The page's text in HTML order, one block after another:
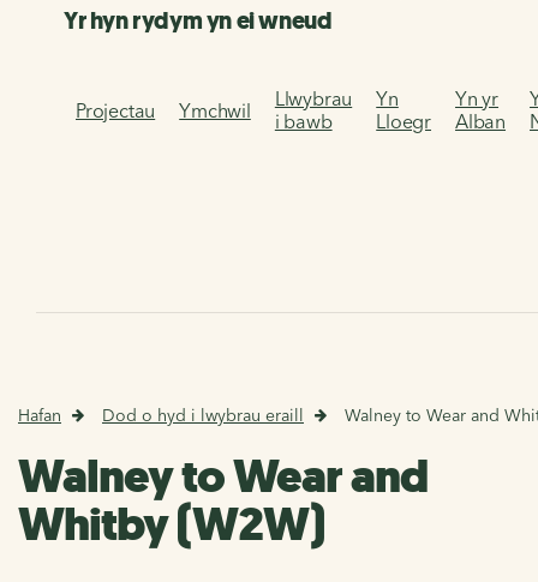
Yr hyn rydym yn ei wneud
Projectau Ymchwil
Llwybrau
i bawb
Yn
Lloegr
Yn yr
Alban
Hafan Dod o hyd i lwybrau eraill Walney to Wear and
Walney to Wear and
Whitby (W2W)